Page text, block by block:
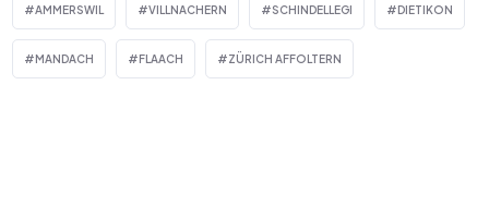
AMMERSWIL VILLNACHERN SCHINDELLEGI DIETIKON
MANDACH FLAACH ZÜRICH AFFOLTERN